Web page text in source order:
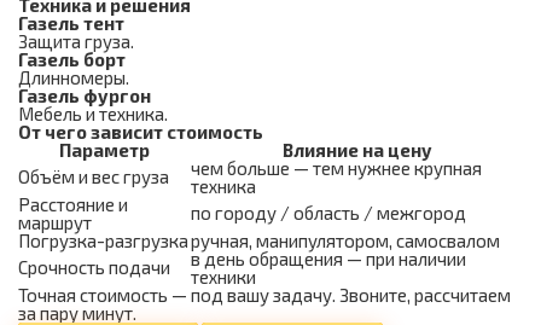
Техника и решения
Газель тент
Защита груза.
Газель борт
Длинномеры.
Газель фургон
Мебель и техника.
От чего зависит стоимость
Параметр
Влияние на цену
Объём и вес груза
чем больше — тем нужнее крупная
техника
Расстояние и
маршрут
по городу / область / межгород
Погрузка-разгрузкаручная, манипулятором, самосвалом
Срочность подачи
в день обращения — при наличии
техники
Точная стоимость — под вашу задачу. Звоните, рассчитаем
за пару минут.